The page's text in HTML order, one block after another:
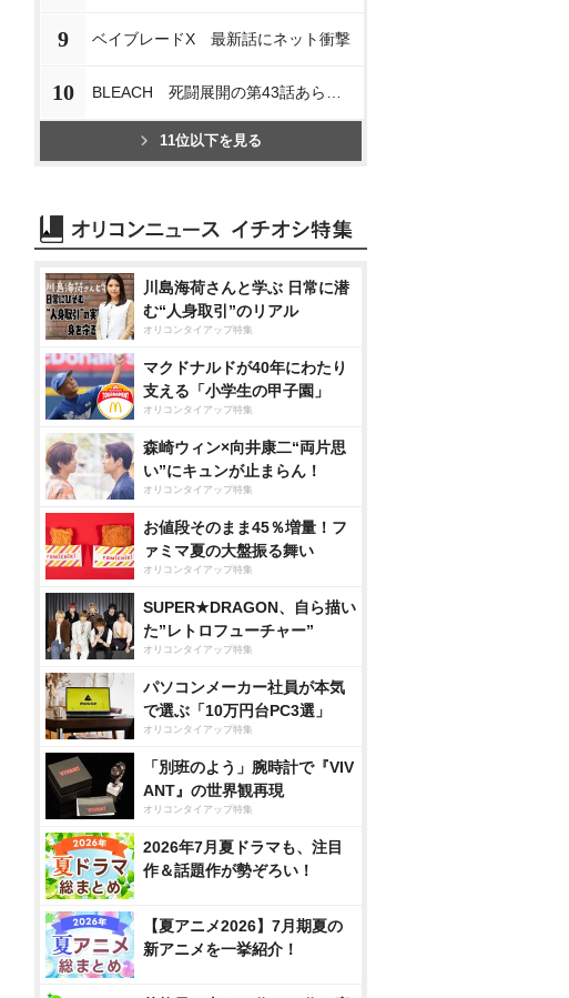
9 ベイブレードX 最新話にネット衝撃
10 BLEACH 死闘展開の第43話あらすじ
11位以下を見る
川島海荷さんと学ぶ 日常に潜
む“人身取引”のリアル
オリコンタイアップ特集
マクドナルドが40年にわたり
支える「小学生の甲子園」
オリコンタイアップ特集
森崎ウィン×向井康二“両片思
い”にキュンが止まらん！
オリコンタイアップ特集
お値段そのまま45％増量！フ
ァミマ夏の大盤振る舞い
オリコンタイアップ特集
SUPER★DRAGON、自ら描い
た”レトロフューチャー”
オリコンタイアップ特集
パソコンメーカー社員が本気
で選ぶ「10万円台PC3選」
オリコンタイアップ特集
「別班のよう」腕時計で『VIV
ANT』の世界観再現
オリコンタイアップ特集
2026年7月夏ドラマも、注目
作＆話題作が勢ぞろい！
【夏アニメ2026】7月期夏の
新アニメを一挙紹介！